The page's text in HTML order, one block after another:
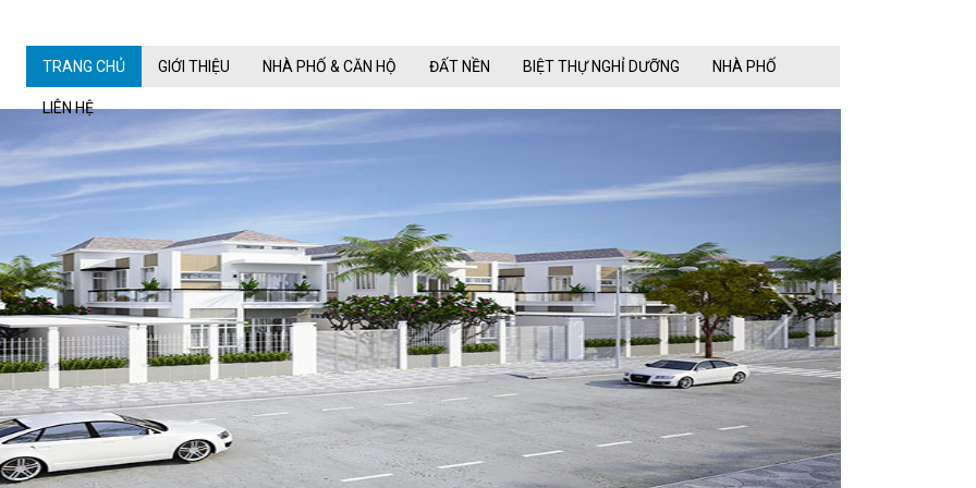
TRANG CHỦ GIỚI THIỆU NHÀ PHỐ & CĂN HỘ ĐẤT NỀN BIỆT THỰ NGHỈ DƯỠNG NHÀ PHỐ
LIÊN HỆ
next